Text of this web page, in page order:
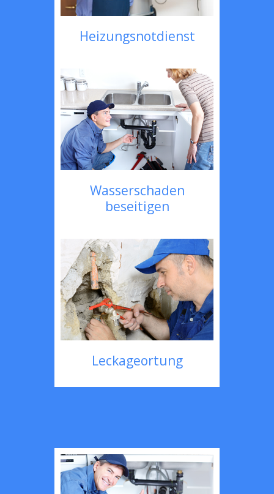
Heizungsnotdienst
Wasserschaden
beseitigen
Leckageortung